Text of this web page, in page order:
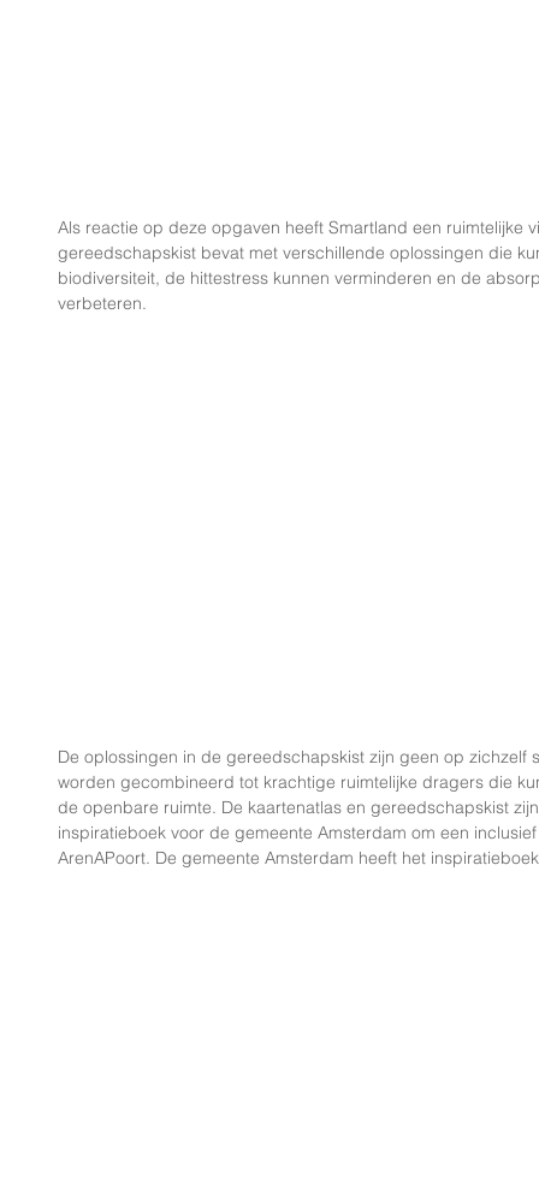
Als reactie op deze opgaven heeft Smartland een ruimtelijke
gereedschapskist bevat met verschillende oplossingen die
biodiversiteit, de hittestress kunnen verminderen en de
verbeteren.
De oplossingen in de gereedschapskist zijn geen op zichzelf
worden gecombineerd tot krachtige ruimtelijke dragers die
de openbare ruimte. De kaartenatlas en gereedschapskist
inspiratieboek voor de gemeente Amsterdam om een
ArenAPoort. De gemeente Amsterdam heeft het